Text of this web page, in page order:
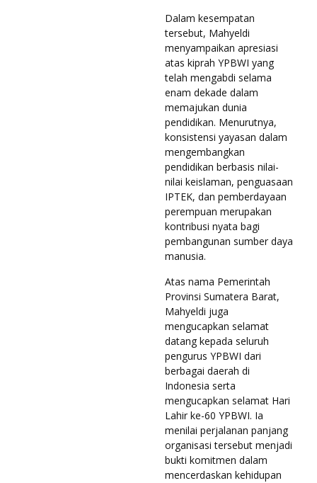
Dalam kesempatan
tersebut, Mahyeldi
menyampaikan apresiasi
atas kiprah YPBWI yang
telah mengabdi selama
enam dekade dalam
memajukan dunia
pendidikan. Menurutnya,
konsistensi yayasan dalam
mengembangkan
pendidikan berbasis nilai-
nilai keislaman, penguasaan
IPTEK, dan pemberdayaan
perempuan merupakan
kontribusi nyata bagi
pembangunan sumber daya
manusia.
Atas nama Pemerintah
Provinsi Sumatera Barat,
Mahyeldi juga
mengucapkan selamat
datang kepada seluruh
pengurus YPBWI dari
berbagai daerah di
Indonesia serta
mengucapkan selamat Hari
Lahir ke-60 YPBWI. Ia
menilai perjalanan panjang
organisasi tersebut menjadi
bukti komitmen dalam
mencerdaskan kehidupan